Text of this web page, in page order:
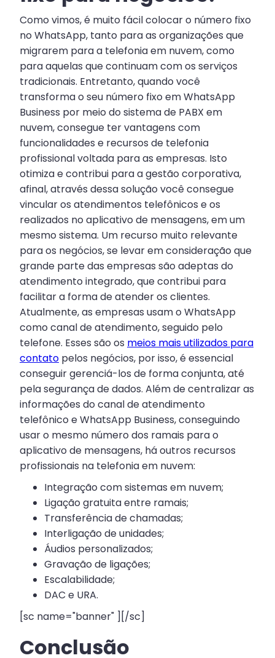
Como vimos, é muito fácil colocar o número fixo
no WhatsApp, tanto para as organizações que
migrarem para a telefonia em nuvem, como
para aquelas que continuam com os serviços
tradicionais. Entretanto, quando você
transforma o seu número fixo em WhatsApp
Business por meio do sistema de PABX em
nuvem, consegue ter vantagens com
funcionalidades e recursos de telefonia
profissional voltada para as empresas. Isto
otimiza e contribui para a gestão corporativa,
afinal, através dessa solução você consegue
vincular os atendimentos telefônicos e os
realizados no aplicativo de mensagens, em um
mesmo sistema. Um recurso muito relevante
para os negócios, se levar em consideração que
grande parte das empresas são adeptas do
atendimento integrado, que contribui para
facilitar a forma de atender os clientes.
Atualmente, as empresas usam o WhatsApp
como canal de atendimento, seguido pelo
telefone. Esses são os meios mais utilizados para
contato pelos negócios, por isso, é essencial
conseguir gerenciá-los de forma conjunta, até
pela segurança de dados. Além de centralizar as
informações do canal de atendimento
telefônico e WhatsApp Business, conseguindo
usar o mesmo número dos ramais para o
aplicativo de mensagens, há outros recursos
profissionais na telefonia em nuvem:
Integração com sistemas em nuvem;
Ligação gratuita entre ramais;
Transferência de chamadas;
Interligação de unidades;
Áudios personalizados;
Gravação de ligações;
Escalabilidade;
DAC e URA.
[sc name="banner" ][/sc]
Conclusão